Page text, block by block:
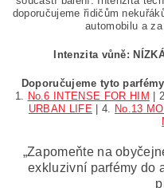
doporučujeme řidičům
automobilu a
Intenzita vůně:
Doporučujeme tyto
1. No.6 INTENSE FOR HIM |
URBAN LIFE | 4. No.13
„Zapomeňte na
exkluzivní parfémy do